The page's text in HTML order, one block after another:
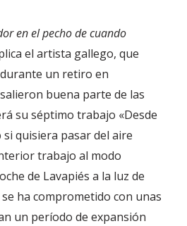
en el pecho de cuando
el artista gallego, que
un retiro en
buena parte de las
su séptimo trabajo «Desde
si quisiera pasar del aire
trabajo al modo
de Lavapiés a la luz de
ha comprometido con unas
un período de expansión